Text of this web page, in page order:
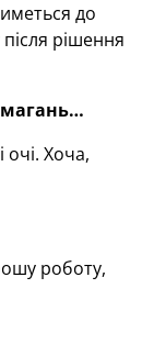
до
рішення
очі. Хоча,
роботу,